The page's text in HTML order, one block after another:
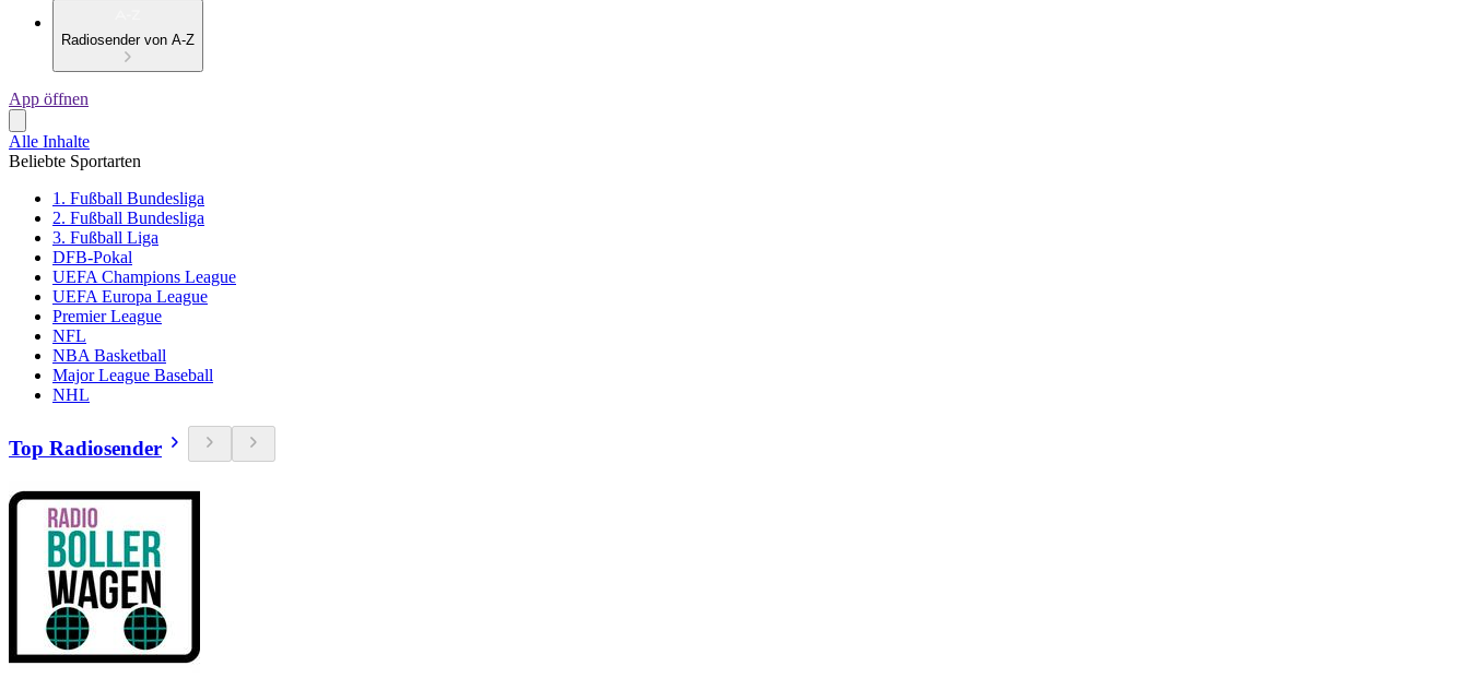
Radiosender von A-Z
App öffnen
Alle Inhalte
Beliebte Sportarten
1. Fußball Bundesliga
2. Fußball Bundesliga
3. Fußball Liga
DFB-Pokal
UEFA Champions League
UEFA Europa League
Premier League
NFL
NBA Basketball
Major League Baseball
NHL
Top Radiosender